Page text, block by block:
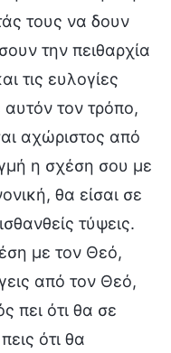
τους να δουν
την πειθαρχία
τις ευλογίες
τον τρόπο,
αχώριστος από
η σχέση σου με
θα είσαι σε
τύψεις.
με τον Θεό,
από τον Θεό,
πει ότι θα σε
ότι θα